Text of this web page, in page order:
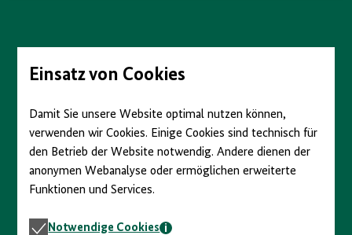
Seiteninhalt
springenEinsatz von Cookies
Damit Sie unsere Website optimal nutzen können,
verwenden wir Cookies. Einige Cookies sind technisch für
den Betrieb der Website notwendig. Andere dienen der
anonymen Webanalyse oder ermöglichen erweiterte
Funktionen und Services.
Notwendige
Notwendige Cookies